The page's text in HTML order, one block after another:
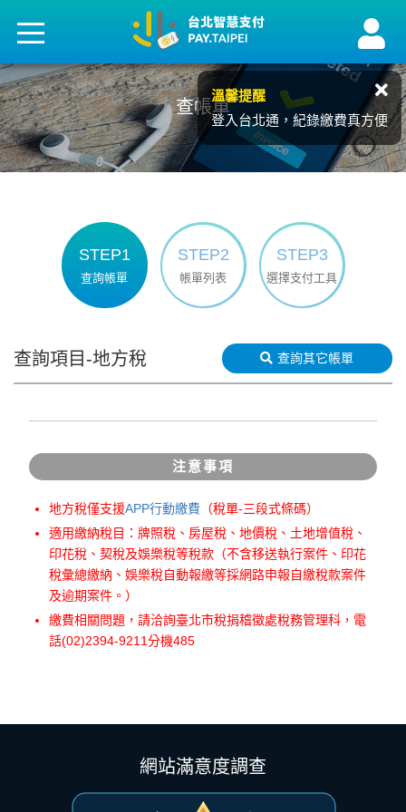
溫馨提醒
登入台北通，紀錄繳費真方便
查帳單
STEP1
查詢帳單
STEP2
帳單列表
STEP3
選擇支付工具
查詢項目-地方稅 查詢其它帳單
注意事項
地方稅僅支援APP行動繳費 （稅單-三段式條碼）
適用繳納稅目：牌照稅、房屋稅、地價稅、土地增值稅、
印花稅、契稅及娛樂稅等稅款（不含移送執行案件、印花
稅彙總繳納、娛樂稅自動報繳等採網路申報自繳稅款案件
及逾期案件。）
繳費相關問題，請洽詢臺北市稅捐稽徵處稅務管理科，電
話(02)2394-9211分機485
網站滿意度調查